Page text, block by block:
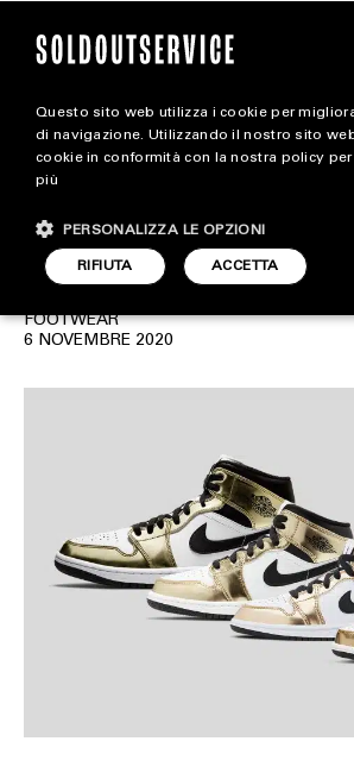
magazine
STYLE
FOOTWEAR
Air Jordan 1 Mid
Gold”: Immagini
data di uscita
FOOTWEAR
6 NOVEMBRE 2020
Questo sito web utilizza i cookie per
di navigazione. Utilizzando il nostro sito
cookie in conformità con la nostra policy per
più
ACCETTA
RIFIUTA
PERSONALIZZA LE OPZIONI